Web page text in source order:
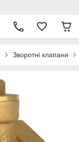
Зворотні клапани